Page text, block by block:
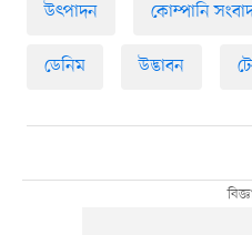
উৎপাদন কোম্পানি
ডেনিম উদ্ভাবন